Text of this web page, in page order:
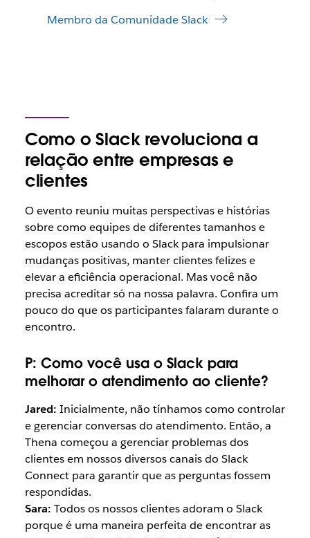
Membro da Comunidade Slack
Como o Slack revoluciona a
relação entre empresas e
clientes
O evento reuniu muitas perspectivas e histórias
sobre como equipes de diferentes tamanhos e
escopos estão usando o Slack para impulsionar
mudanças positivas, manter clientes felizes e
elevar a eficiência operacional. Mas você não
precisa acreditar só na nossa palavra. Confira um
pouco do que os participantes falaram durante o
encontro.
P: Como você usa o Slack para
melhorar o atendimento ao cliente?
Jared: Inicialmente, não tínhamos como controlar
e gerenciar conversas do atendimento. Então, a
Thena começou a gerenciar problemas dos
clientes em nossos diversos canais do Slack
Connect para garantir que as perguntas fossem
respondidas.
Sara: Todos os nossos clientes adoram o Slack
porque é uma maneira perfeita de encontrar as